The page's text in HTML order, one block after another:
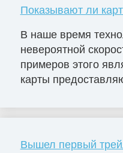
Показывают ли
В наше время
невероятной
примеров этого
карты
Вышел первый